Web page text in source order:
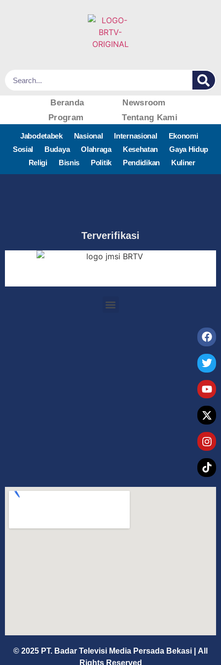
Beranda
Newsroom
Program
Tentang Kami
Jabodetabek Nasional Internasional
Ekonomi
Sosial
Budaya Olahraga Kesehatan
Gaya Hidup
Religi
Bisnis Politik Pendidikan Kuliner
Terverifikasi
© 2025 PT. Badar Televisi Media Persada Bekasi
All
Rights Reserved